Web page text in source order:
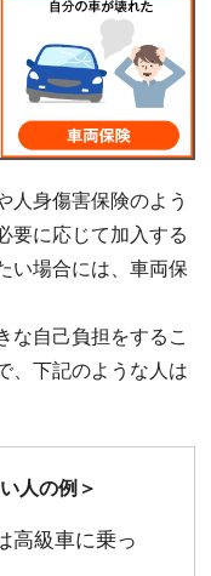
人身傷害保険のよう
要に応じて加入する
い場合には、車両保
な自己負担をするこ
、下記のような人は
人の例＞
高級車に乗っ